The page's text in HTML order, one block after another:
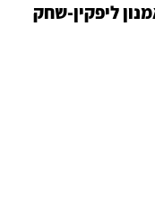
ליפקין-שחק